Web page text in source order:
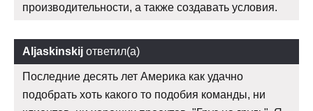
производительности, а также создавать условия.
Aljaskinskij ответил(а)
Последние десять лет Америка как удачно
подобрать хоть какого то подобия команды, ни